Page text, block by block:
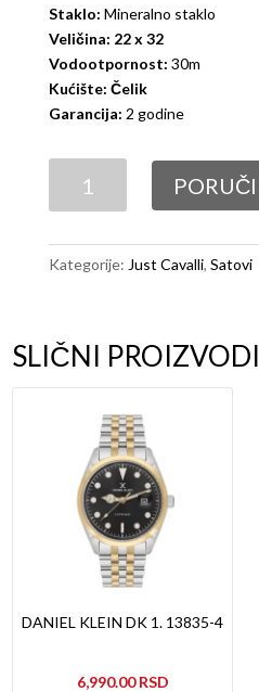
Staklo: Mineralno staklo
Veličina: 22 x 32
Vodootpornost: 30m
Kućište: Čelik
Garancija: 2 godine
Cavalli
JC1L322M0015
količina
PORUČI
Kategorije: Just Cavalli, Satovi
SLIČNI PROIZVODI
DANIEL KLEIN DK 1. 13835-4
6,990.00